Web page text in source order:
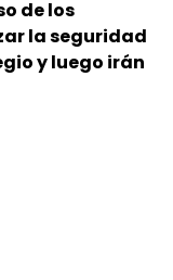
de los
la seguridad
y luego irán